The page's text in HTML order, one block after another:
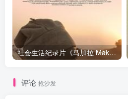
社会生活纪录片《马加拉 Makala》下载
评论 抢沙发